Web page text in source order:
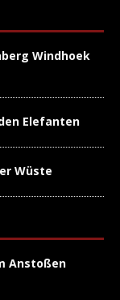
Windhoek
Elefanten
Wüste
Anstoßen